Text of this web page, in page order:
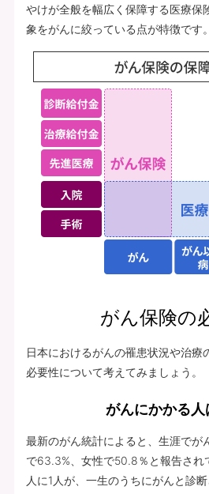
やけが全般を幅広く保障する医療保
象をがんに絞っている点が特徴です。
がん保険の
日本におけるがんの罹患状況や治療
必要性について考えてみましょう。
がんにかかる人
最新のがん統計によると、生涯でが
で63.3%、女性で50.8％と報告され
人に1人が、一生のうちにがんと診断